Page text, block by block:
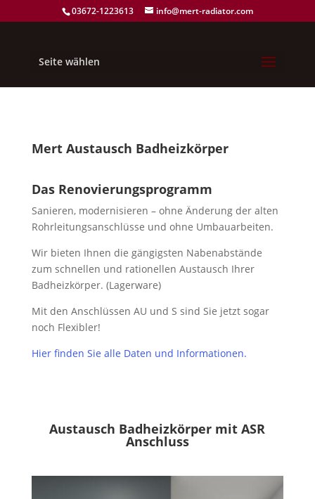
03672-1223613 info@mert-radiator.com
Seite wählen
Mert Austausch Badheizkörper
Das Renovierungsprogramm
Sanieren, modernisieren – ohne Änderung der alten
Rohrleitungsanschlüsse und ohne Umbauarbeiten.
Wir bieten Ihnen die gängigsten Nabenabstände
zum schnellen und rationellen Austausch Ihrer
Badheizkörper. (Lagerware)
Mit den Anschlüssen AU und S sind Sie jetzt sogar
noch Flexibler!
Hier finden Sie alle Daten und Informationen.
Austausch Badheizkörper mit ASR
Anschluss